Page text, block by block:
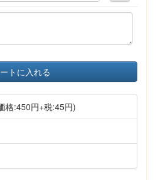
トに入れる
格:450円+税:45円)